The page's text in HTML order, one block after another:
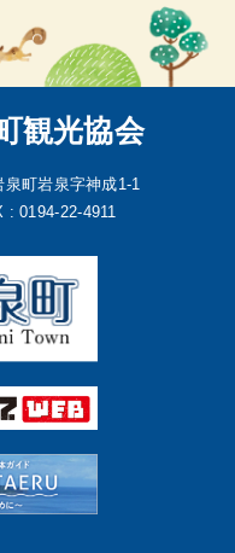
観光協会
町岩泉字神成1-1
: 0194-22-4911